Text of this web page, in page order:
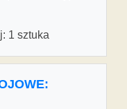
1 sztuka